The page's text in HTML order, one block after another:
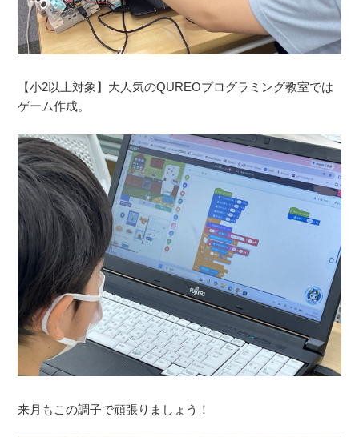
【小2以上対象】大人気のQUREOプログラミング教室では
ゲーム作成。
来月もこの調子で頑張りましょう！